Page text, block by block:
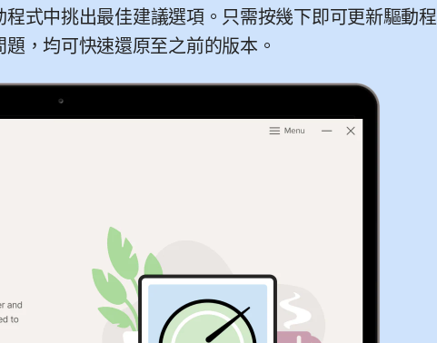
式中挑出最佳建議選項。只需按幾下即可更新驅動程
，均可快速還原至之前的版本。